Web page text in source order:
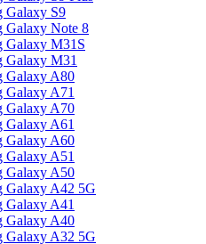
Galaxy S9
Galaxy Note 8
Galaxy M31S
Galaxy M31
Galaxy A80
Galaxy A71
Galaxy A70
Galaxy A61
Galaxy A60
Galaxy A51
Galaxy A50
Galaxy A42 5G
Galaxy A41
Galaxy A40
Galaxy A32 5G